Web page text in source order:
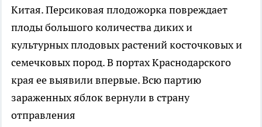
Китая. Персиковая плодожорка повреждает
плоды большого количества диких и
культурных плодовых растений косточковых и
семечковых пород. В портах Краснодарского
края ее выявили впервые. Всю партию
зараженных яблок вернули в страну
отправления